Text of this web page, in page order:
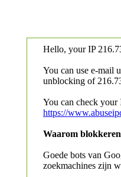
Hello, your IP
You can use e-mail
unblocking of
You can check your
https://
Waarom
Goede bots van
zoekmachines zijn